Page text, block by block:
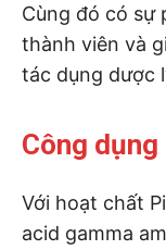
Cùng đó có sự
thành viên và
tác dụng dược
Công dụng
Với hoạt chất
acid gamma